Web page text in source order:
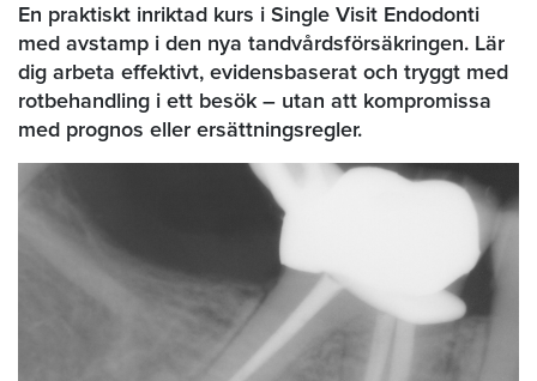
En praktiskt inriktad kurs i Single Visit Endodonti
med avstamp i den nya tandvårdsförsäkringen. Lär
dig arbeta effektivt, evidensbaserat och tryggt med
rotbehandling i ett besök – utan att kompromissa
med prognos eller ersättningsregler.